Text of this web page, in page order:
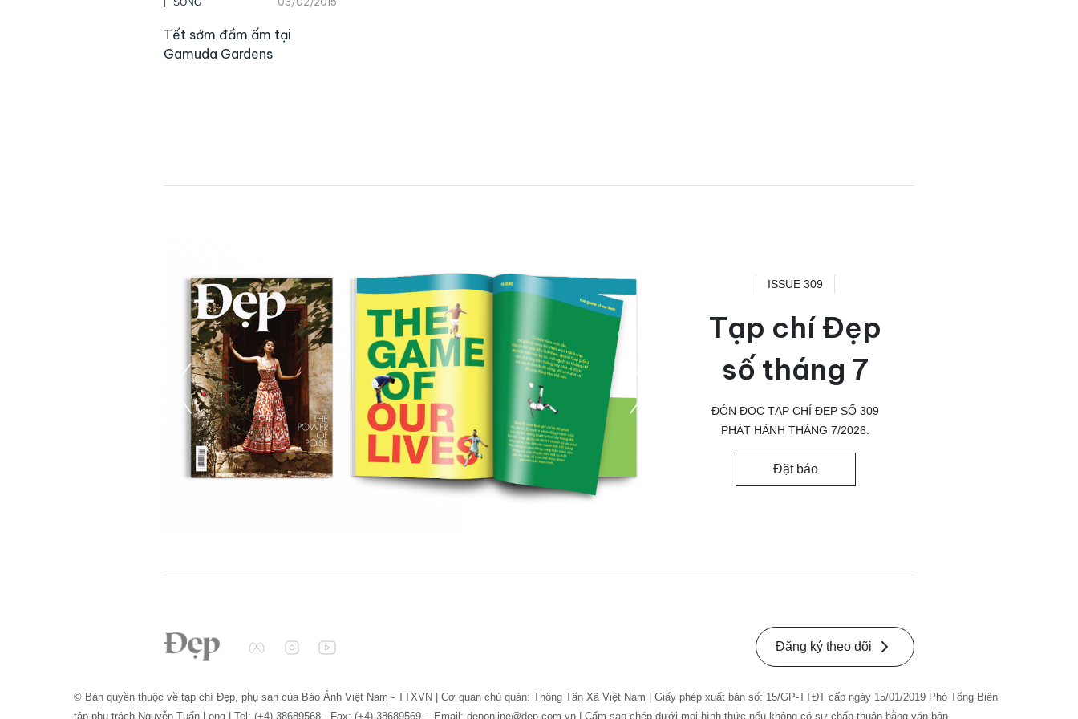
Tết sớm đầm ấm tại
Gamuda Gardens
ISSUE 309
Tạp chí Đẹp
số tháng 7
ĐÓN ĐỌC TẠP CHÍ ĐẸP SỐ 309
PHÁT HÀNH THÁNG 7/2026.
Đặt báo
Đăng ký theo dõi
© Bản quyền thuộc về tạp chí Đẹp, phụ san của Báo Ảnh Việt Nam - TTXVN | Cơ quan chủ quản: Thông Tấn Xã Việt Nam | Giấy phép xuất bản số: 15/GP-TTĐT cấp ngày 15/01/2019 Phó Tổng Biên
tập phụ trách Nguyễn Tuấn Long | Tel: (+4) 38689568 - Fax: (+4) 38689569. - Email: deponline@dep.com.vn | Cấm sao chép dưới mọi hình thức nếu không có sự chấp thuận bằng văn bản